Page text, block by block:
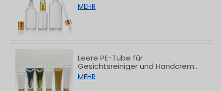
Verpackung von
Hautpflegeprodukten, 5–100 ml
MEHR
Leere PE-Tube für
Gesichtsreiniger und Handcreme
mit Bambusverschluss,
50/80/100/150 g
MEHR